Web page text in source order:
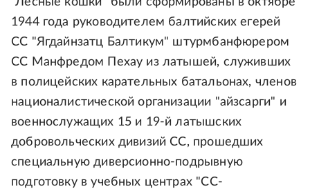
1944 года руководителем балтийских егерей
СС "Ягдайнзатц Балтикум" штурмбанфюрером
СС Манфредом Пехау из латышей, служивших
в полицейских карательных батальонах, членов
националистической организации "айзсарги" и
военнослужащих 15 и 19-й латышских
добровольческих дивизий СС, прошедших
специальную диверсионно-подрывную
подготовку в учебных центрах "СС-